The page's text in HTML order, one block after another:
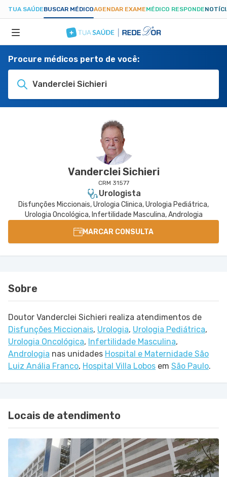
TUA SAÚDEBUSCAR MÉDICOAGENDAR EXAMEMÉDICO RESPONDE
ESPECIALIDADES
Procure médicos perto de você:
Vanderclei Sichieri
Vanderclei Sichieri
CRM 31577
Urologista
Disfunções Miccionais, Urologia Clinica, Urologia Pediátrica,
Urologia Oncológica, Infertilidade Masculina, Andrologia
MARCAR CONSULTA
Sobre
Doutor Vanderclei Sichieri realiza atendimentos de
Disfunções Miccionais, Urologia, Urologia Pediátrica,
Urologia Oncológica, Infertilidade Masculina,
Andrologia nas unidades Hospital e Maternidade São
Luiz Anália Franco, Hospital Villa Lobos em São Paulo.
Locais de atendimento